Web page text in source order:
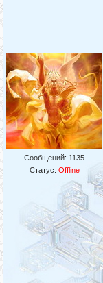
Сообщений: 1135
Статус: Offline